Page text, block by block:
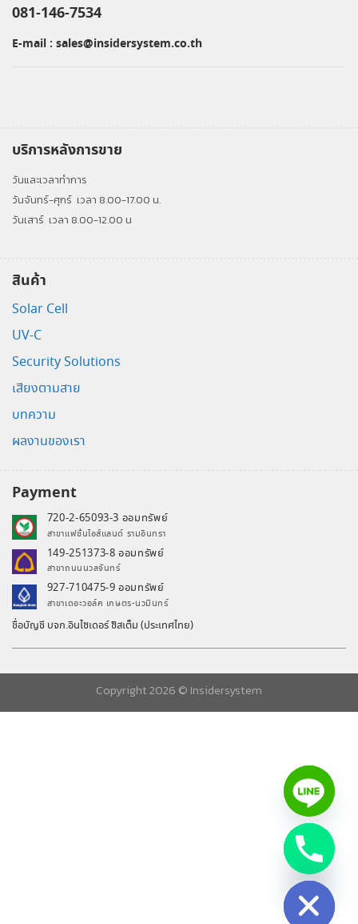
081-146-7534
E-mail : sales@insidersystem.co.th
บริการหลังการขาย
วันและเวลาทำการ
วันจันทร์-ศุกร์ เวลา 8.00-17.00 น.
วันเสาร์ เวลา 8.00-12.00 น
สินค้า
Solar Cell
UV-C
Security Solutions
เสียงตามสาย
บทความ
ผลงานของเรา
Payment
720-2-65093-3 ออมทรัพย์
สาขาแฟชั่นไอส์แลนด์ รามอินทรา
149-251373-8 ออมทรัพย์
สาขาถนนนวลจันทร์
927-710475-9 ออมทรัพย์
สาขาเดอะวอล์ค เกษตร-นวมินทร์
ชื่อบัญชี บจก.อินไซเดอร์ ซิสเต็ม (ประเทศไทย)
Copyright 2026 © Insidersystem
Hide
chaty